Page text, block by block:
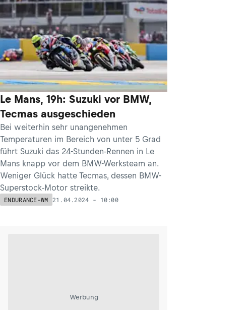
Le Mans, 19h: Suzuki vor BMW,
Tecmas ausgeschieden
Bei weiterhin sehr unangenehmen
Temperaturen im Bereich von unter 5 Grad
führt Suzuki das 24-Stunden-Rennen in Le
Mans knapp vor dem BMW-Werksteam an.
Weniger Glück hatte Tecmas, dessen BMW-
Superstock-Motor streikte.
ENDURANCE-WM 21.04.2024 - 10:00
Werbung